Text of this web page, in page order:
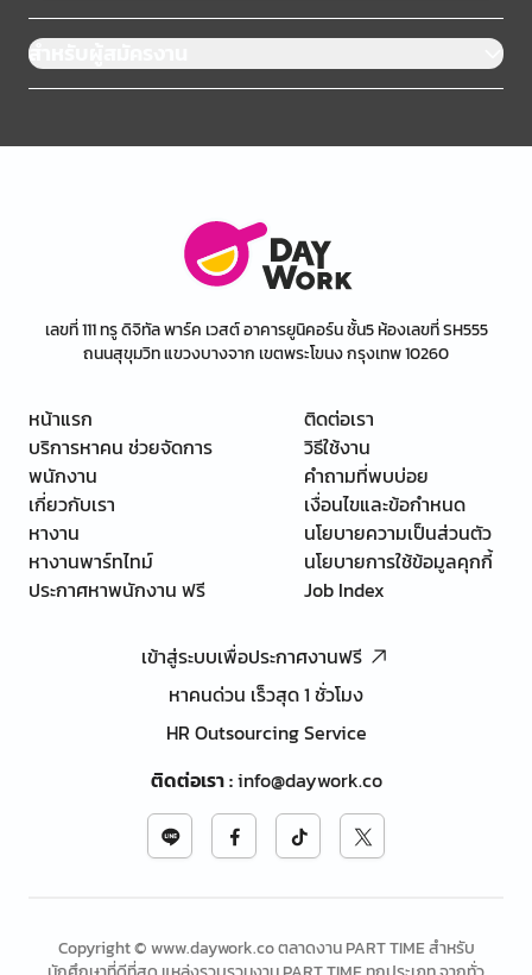
สำหรับผู้สมัครงาน
เลขที่ 111 ทรู ดิจิทัล พาร์ค เวสต์ อาคารยูนิคอร์น ชั้น5 ห้องเลขที่ SH555
ถนนสุขุมวิท แขวงบางจาก เขตพระโขนง กรุงเทพ 10260
หน้าแรก
บริการหาคน ช่วยจัดการ
พนักงาน
เกี่ยวกับเรา
หางาน
หางานพาร์ทไทม์
ประกาศหาพนักงาน ฟรี
ติดต่อเรา
วิธีใช้งาน
คำถามที่พบบ่อย
เงื่อนไขและข้อกำหนด
นโยบายความเป็นส่วนตัว
นโยบายการใช้ข้อมูลคุกกี้
Job Index
เข้าสู่ระบบเพื่อประกาศงานฟรี
หาคนด่วน เร็วสุด 1 ชั่วโมง
HR Outsourcing Service
ติดต่อเรา:info@daywork.co
Copyright © www.daywork.co ตลาดงาน PART TIME สำหรับ